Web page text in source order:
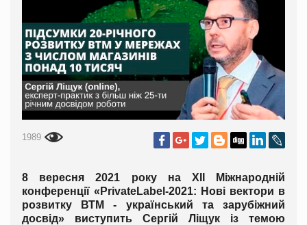
1989
8 вересня 2021 року на ХІІ Міжнародній
конференції «PrivateLabel-2021: Нові вектори в
розвитку ВТМ - український та зарубіжний
досвід» виступить Сергій Ліщук із темою